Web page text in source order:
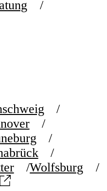
Wolfsburg